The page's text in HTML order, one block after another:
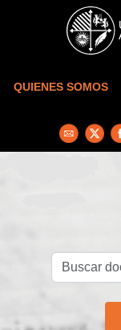
Skip to main content
QUIENES SOMOS